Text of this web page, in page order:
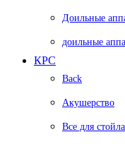
Доильные
доильные
КРС
Back
Акушерство
Все для стойла